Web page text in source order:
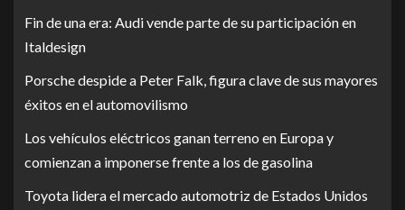
Fin de una era: Audi vende parte de su participación en
Italdesign
Porsche despide a Peter Falk, figura clave de sus mayores
éxitos en el automovilismo
Los vehículos eléctricos ganan terreno en Europa y
comienzan a imponerse frente a los de gasolina
Toyota lidera el mercado automotriz de Estados Unidos